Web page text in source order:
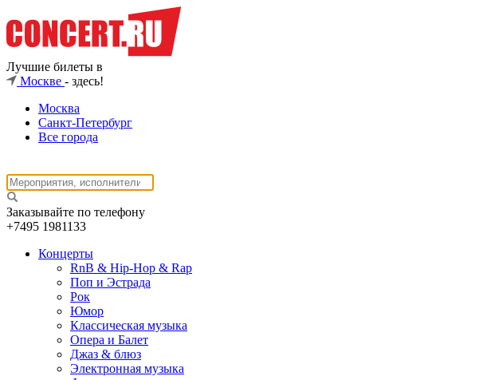
Лучшие билеты в
Москве - здесь!
Москва
Санкт-Петербург
Все города
Заказывайте по телефону
+7495 1981133
Концерты
RnB & Hip-Hop & Rap
Поп и Эстрада
Рок
Юмор
Классическая музыка
Опера и Балет
Джаз & блюз
Электронная музыка